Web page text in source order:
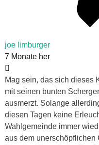
joe limburger
7 Monate her
Mag sein, das sich dieses
mit seinen bunten
ausmerzt. Solange
diesen Tagen keine
Wahlgemeinde immer
aus dem unerschöpflichen